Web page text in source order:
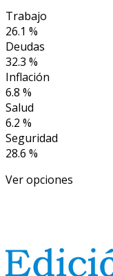
Trabajo
26.1 %
Deudas
32.3 %
Inflación
6.8 %
Salud
6.2 %
Seguridad
28.6 %
Ver opciones